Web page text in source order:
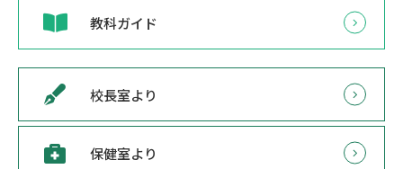
教科ガイド
校長室より
保健室より